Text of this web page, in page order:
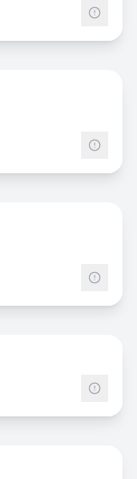
49
23
61
36